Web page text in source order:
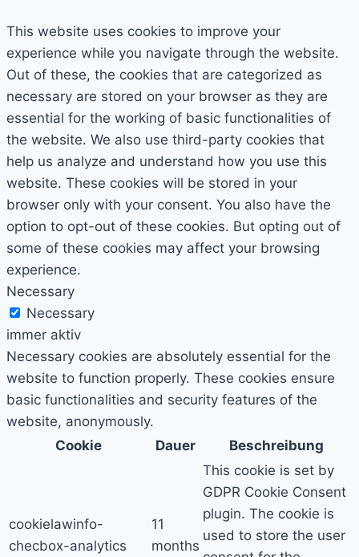
This website uses cookies to improve your
experience while you navigate through the website.
Out of these, the cookies that are categorized as
necessary are stored on your browser as they are
essential for the working of basic functionalities of
the website. We also use third-party cookies that
help us analyze and understand how you use this
website. These cookies will be stored in your
browser only with your consent. You also have the
option to opt-out of these cookies. But opting out of
some of these cookies may affect your browsing
experience.
Necessary
Necessary
immer aktiv
Necessary cookies are absolutely essential for the
website to function properly. These cookies ensure
basic functionalities and security features of the
website, anonymously.
Cookie
Dauer Beschreibung
cookielawinfo-
checbox-analytics
11
months
This cookie is set by
GDPR Cookie Consent
plugin. The cookie is
used to store the user